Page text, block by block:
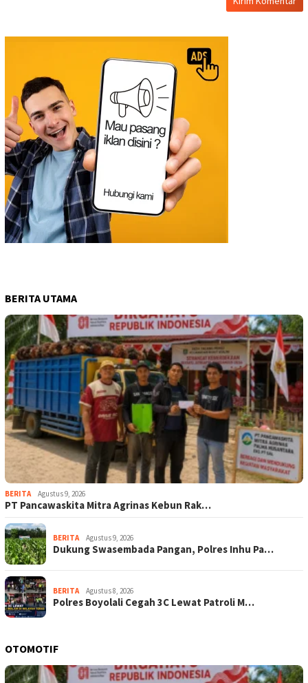
BERITA UTAMA
BERITA Agustus 9, 2026
‎PT Pancawaskita Mitra Agrinas Kebun Rak…
BERITA Agustus 9, 2026
Dukung Swasembada Pangan, Polres Inhu Pa…
BERITA Agustus 8, 2026
Polres Boyolali Cegah 3C Lewat Patroli M…
OTOMOTIF